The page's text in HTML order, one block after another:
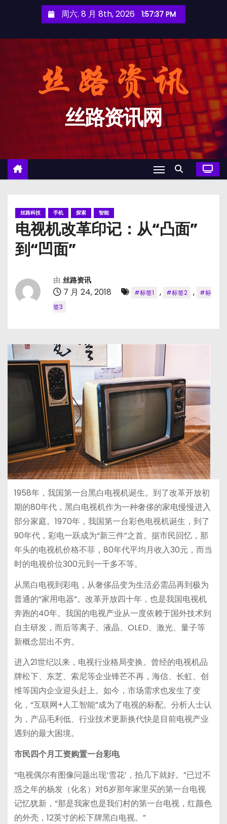
周六. 8 月 8th, 2026 1:57:37 PM
丝路资讯网
丝路科技 手机 探索 智能
电视机改革印记：从“凸面”
到“凹面”
由 丝路资讯
7 月 24, 2018 #标签1 , #标签2 ,
#标
签3
1958年，我国第一台黑白电视机诞生。到了改革开放初
期的80年代，黑白电视机作为一种奢侈的家电慢慢进入
部分家庭。1970年，我国第一台彩色电视机诞生，到了
90年代，彩电一跃成为“新三件”之首。据市民回忆，那
年头的电视机价格不菲，80年代平均月收入30元，而当
时的电视价位300元到一千多不等。
从黑白电视到彩电，从奢侈品变为生活必需品再到极为
普通的“家用电器”。改革开放四十年，也是我国电视机
奔跑的40年。我国的电视产业从一度依赖于国外技术到
自主研发，而后等离子、液晶、OLED、激光、量子等
新概念层出不穷。
进入21世纪以来，电视行业格局变换。曾经的电视机品
牌松下、东芝、索尼等企业锋芒不再，海信、长虹、创
维等国内企业迎头赶上。如今，市场需求也发生了变
化，“互联网+人工智能”成为了电视的标配。分析人士认
为，产品毛利低、行业技术更新换代快是目前电视产业
遇到的最大困境。
市民四个月工资购置一台彩电
“电视偶尔有图像问题出现‘雪花’，拍几下就好。”已过不
惑之年的杨发（化名）对6岁那年家里买的第一台电视
记忆犹新，“那是我家也是我们村的第一台电视，红颜色
的外壳，12英寸的松下牌黑白电视。”